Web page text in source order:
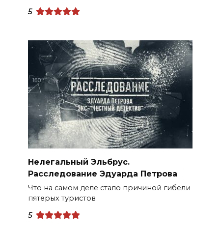
5
Нелегальный Эльбрус.
Расследование Эдуарда Петрова
Что на самом деле стало причиной гибели
пятерых туристов
5